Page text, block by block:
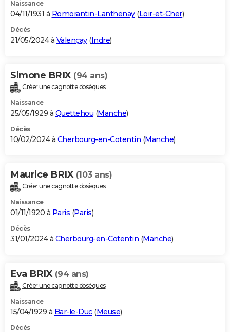
Naissance
04/11/1931 à Romorantin-Lanthenay(Loir-et-Cher)
Décès
21/05/2024 à Valençay(Indre)
Simone BRIX (94 ans)
Créer une cagnotte obsèques
Naissance
25/05/1929 à Quettehou (Manche)
Décès
10/02/2024 à Cherbourg-en-Cotentin (Manche)
Maurice BRIX (103 ans)
Créer une cagnotte obsèques
Naissance
01/11/1920 à Paris (Paris)
Décès
31/01/2024 à Cherbourg-en-Cotentin (Manche)
Eva BRIX (94 ans)
Créer une cagnotte obsèques
Naissance
15/04/1929 à Bar-le-Duc(Meuse)
Décès